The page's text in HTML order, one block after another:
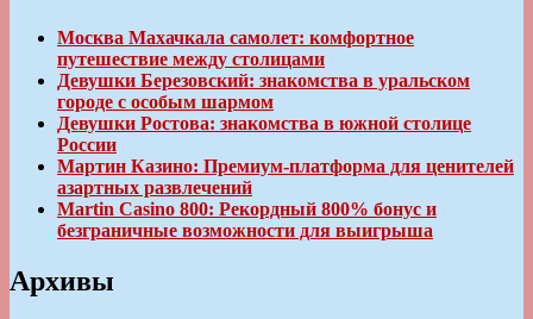
Москва Махачкала самолет: комфортное
путешествие между столицами
Девушки Березовский: знакомства в уральском
городе с особым шармом
Девушки Ростова: знакомства в южной столице
России
Мартин Казино: Премиум-платформа для ценителей
азартных развлечений
Martin Casino 800: Рекордный 800% бонус и
безграничные возможности для выигрыша
Архивы